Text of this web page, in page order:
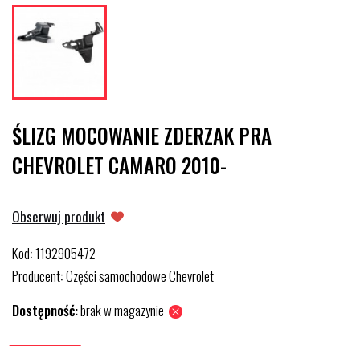
ŚLIZG MOCOWANIE ZDERZAK PRA
CHEVROLET CAMARO 2010-
Obserwuj produkt
Kod:1192905472
Producent:Części samochodowe Chevrolet
Dostępność:brak w magazynie